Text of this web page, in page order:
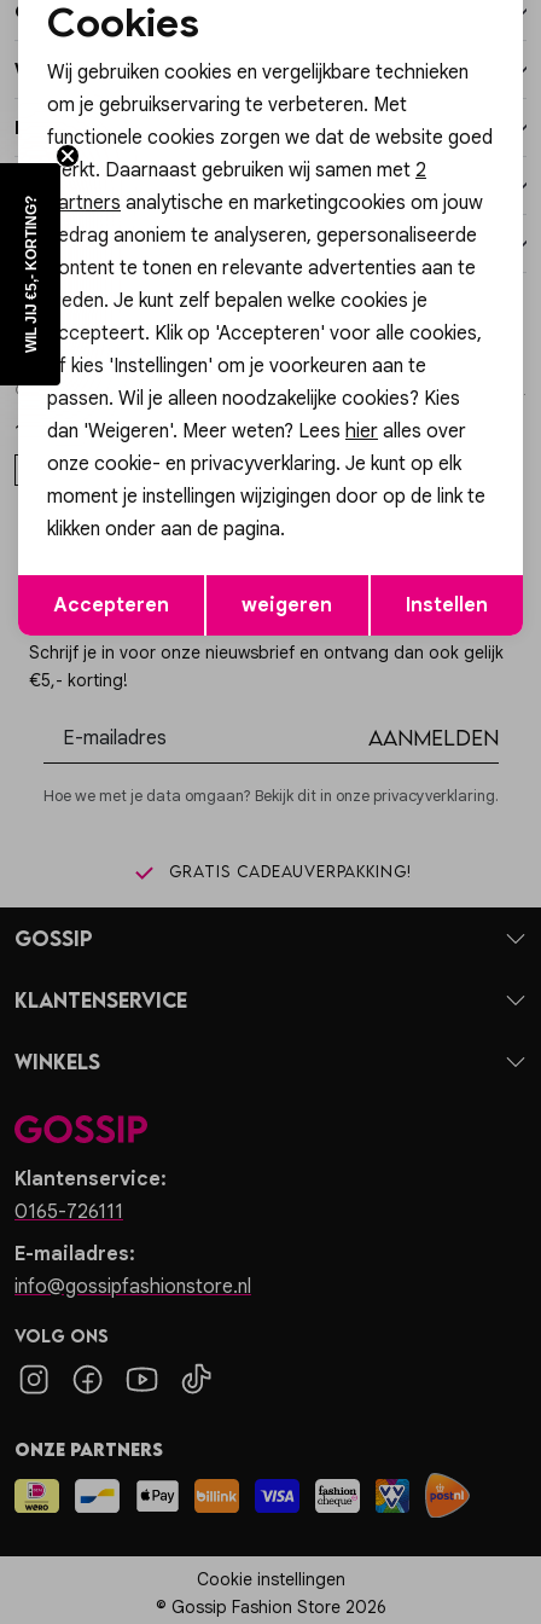
Vesten
Lingerie
Over dit item
Winkelvoorraad
Kenmerken
Verzending / Ophalen in de winkel
Retourneren
Style dit met
My Jewellery
Charm valentine heart forever MJ15320
12,99
OS
1/2
My Jewellery
Charm valentine heart always MJ15324
12,99
OS
Altijd als eerste op de hoogte zijn?
Schrijf je in voor onze nieuwsbrief en ontvang dan ook gelijk
€5,- korting!
Aanmelden
Hoe we met je data omgaan? Bekijk dit in onze privacyverklaring.
Gratis cadeauverpakking!
Klantenservice:
0165-726111
E-mailadres:
info@gossipfashionstore.nl
Volg ons
Gossip
Klantenservice
Winkels
Onze partners
Cookie instellingen
© Gossip Fashion Store 2026
Noodzakelijke cookies
Personalisatie cookies
Analytische cookies
Marketing cookies
Opslaan
Cookies
Wij gebruiken cookies en vergelijkbare technieken
om je gebruikservaring te verbeteren. Met
functionele cookies zorgen we dat de website goed
werkt. Daarnaast gebruiken wij samen met 2
partners analytische en marketingcookies om jouw
gedrag anoniem te analyseren, gepersonaliseerde
content te tonen en relevante advertenties aan te
bieden. Je kunt zelf bepalen welke cookies je
accepteert. Klik op 'Accepteren' voor alle cookies,
of kies 'Instellingen' om je voorkeuren aan te
passen. Wil je alleen noodzakelijke cookies? Kies
dan 'Weigeren'. Meer weten? Lees hier alles over
onze cookie- en privacyverklaring. Je kunt op elk
moment je instellingen wijzigingen door op de link te
klikken onder aan de pagina.
Accepteren weigeren Instellen
WIL JIJ €5,- KORTING?